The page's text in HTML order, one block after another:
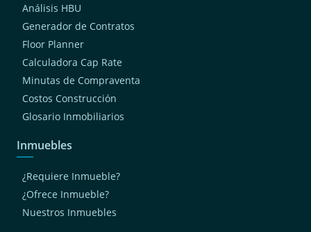
Análisis HBU
Generador de Contratos
Floor Planner
Calculadora Cap Rate
Minutas de Compraventa
Costos Construcción
Glosario Inmobiliarios
Inmuebles
¿Requiere Inmueble?
¿Ofrece Inmueble?
Nuestros Inmuebles